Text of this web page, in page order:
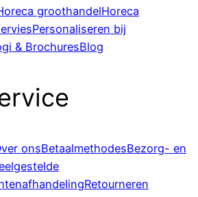
groothandelHoreca
Personaliseren bij
& BrochuresBlog
onsBetaalmethodesBezorg- en
Retourneren